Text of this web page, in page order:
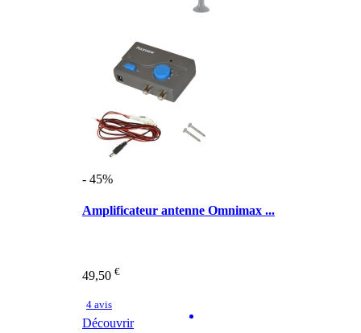
- 45%
Amplificateur antenne Omnimax ...
49,50 €
4 avis
Découvrir